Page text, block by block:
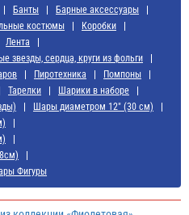
Банты
Барные аксессуары
костюмы
Коробки
Лента
звезды, сердца, круги из фольги
Пиротехника
Помпоны
Тарелки
Шарики в наборе
Шары диаметром 12" (30 см)
Фигуры